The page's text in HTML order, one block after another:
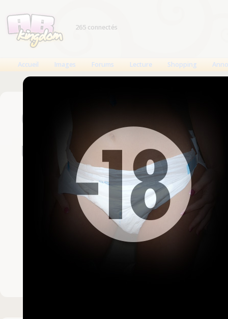
265 connectés
Accueil Images Forums Lecture Shopping
Connexion
Un compte est
Nom d'utilisateur
Mot de passe